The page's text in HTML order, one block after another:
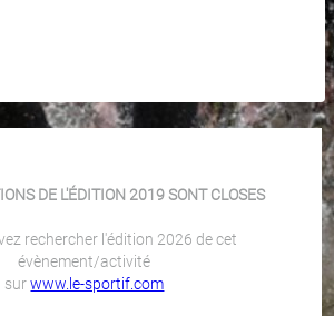
DE L'ÉDITION 2019 SONT CLOSES
rechercher l'édition 2026 de cet
évènement/activité
surwww.le-sportif.com